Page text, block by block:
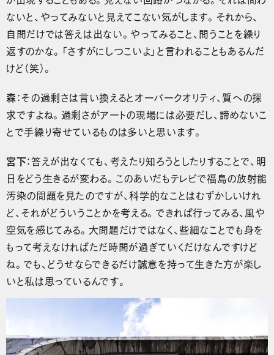
ないと、やってみないと見えてこない気がします。それから、
自問だけでは答えは出ない。やってみること、問うことを繰り
返すのかな。「さすがにしつこいよ」と言われることもあるんだ
けど（笑）。
森：その過剰さは言い換えるとオーバークオリティ、質への探
求ですよね。過剰さがアートの現場には必要だし、諦めないこ
とで手繰り寄せているものは多いと思います。
宮下：答えが出なくても、考えたり知ろうとしたりすることで、明
日をどう生きるが変わる。このあいだもテレビで福島の放射能
汚染の問題を見たのですが、科学的なことはむずかしいけれ
ど、それがどういうことかを考える。できれば行ってみる、風や
空気を感じてみる。大問題だけではなく、些細なことでも身を
もって考えなければただ時間が過ぎていくだけなんですけど
ね。でも、どうせならできるだけ誠意を持って生きた方が楽し
いと私は思っているんです。